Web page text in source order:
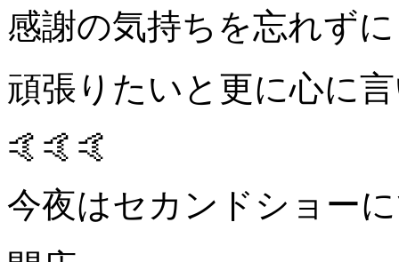
感謝の気持ちを忘れずに
頑張りたいと更に心に
🤙🤙🤙
今夜はセカンドショー